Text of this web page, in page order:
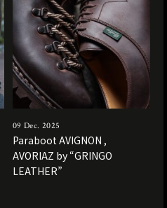
09 Dec. 2025
Paraboot AVIGNON ,
AVORIAZ by “GRINGO
LEATHER”